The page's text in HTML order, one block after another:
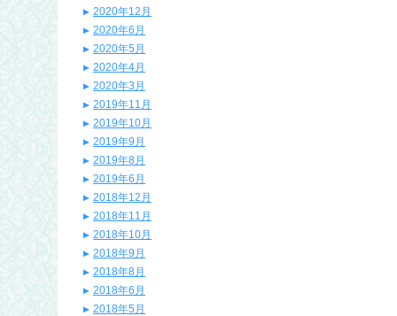
2020年12月
2020年6月
2020年5月
2020年4月
2020年3月
2019年11月
2019年10月
2019年9月
2019年8月
2019年6月
2018年12月
2018年11月
2018年10月
2018年9月
2018年8月
2018年6月
2018年5月